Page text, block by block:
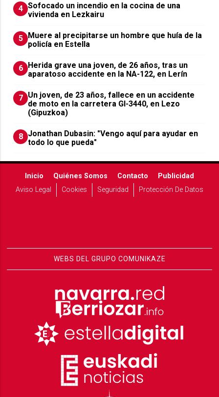
4 Sofocado un incendio en la cocina de una
vivienda en Lezkairu
5 Muere al precipitarse un hombre que huía de la
policía en Estella
6 Herida grave una joven, de 26 años, tras un
aparatoso accidente en la NA-122, en Lerín
7 Un joven, de 23 años, fallece en un accidente
de moto en la carretera GI-3440, en Lezo
(Gipuzkoa)
8 Jonathan Dubasin: "Vengo aquí para ayudar en
todo lo que pueda"
Inicio Quiénes Somos Contacto
Publicidad
Aviso Legal
Cookies Seguridad Protección De Datos
WEBS DEL GRUPO COMUNIKAZE